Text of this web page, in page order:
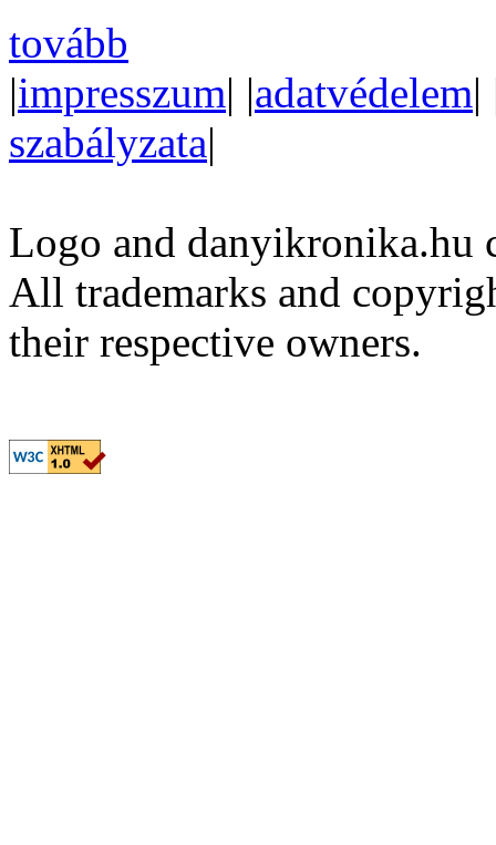
tovább
|impresszum| |adatvédelem|
szabályzata|
Logo and
All trademarks and
their respective owners.